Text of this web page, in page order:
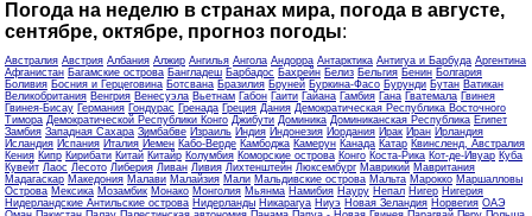
Погода на неделю в странах мира, погода в августе,
сентябре, октябре, прогноз погоды:
Австралия Австрия Албания Алжир Ангилья Ангола Андорра Антарктика Антигуа и Барбуда Аргентина
Афганистан Багамские острова Бангладеш Барбадос Бахрейн Белиз Бельгия Бенин Болгария
Боливия Босния и Герцеговина Ботсвана Бразилия Бруней Буркина-Фасо Бурунди Бутан Ватикан
Великобритания Венгрия Венесуэла Вьетнам Габон Гаити Гайана Гамбия Гана Гватемала Гвинея
Гвинея-Бисау Германия Гондурас Гренада Греция Дания Демократическая Республика Восточного
Тимора Демократической Республики Конго Джибути Доминика Доминиканская Республика Египет
Замбия Западная Сахара Зимбабве Израиль Индия Индонезия Иордания Ирак Иран Ирландия
Исландия Испания Италия Йемен Кабо-Верде Камбоджа Камерун Канада Катар Квинсленд, Австралия
Кения Кипр Кирибати Китай Китайр Колумбия Коморские острова Конго Коста-Рика Кот-де-Ивуар Куба
Кувейт Лаос Лесото Либерия Ливан Ливия Лихтенштейн Люксембург Маврикий Мавритания
Мадагаскар Македония Малави Малайзия Мали Мальдивские острова Мальта Марокко Маршалловы
Острова Мексика Мозамбик Монако Монголия Мьянма Намибия Науру Непал Нигер Нигерия
Нидерландские Антильские острова Нидерланды Никарагуа Ниуэ Новая Зеландия Норвегия ОАЭ